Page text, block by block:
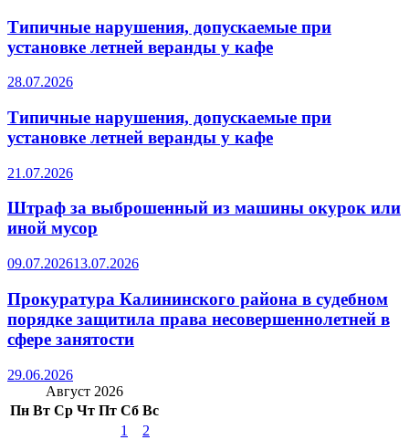
Типичные нарушения, допускаемые при
установке летней веранды у кафе
28.07.2026
Типичные нарушения, допускаемые при
установке летней веранды у кафе
21.07.2026
Штраф за выброшенный из машины окурок или
иной мусор
09.07.202613.07.2026
Прокуратура Калининского района в судебном
порядке защитила права несовершеннолетней в
сфере занятости
29.06.2026
Август 2026
Пн Вт Ср Чт Пт Сб Вс
1
2